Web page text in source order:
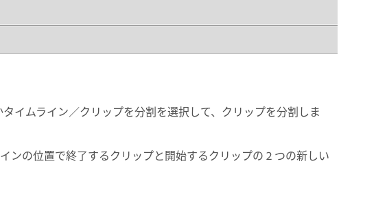
イムライン／クリップを分割を選択して、クリップを分割しま
ンの位置で終了するクリップと開始するクリップの 2 つの新しい